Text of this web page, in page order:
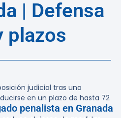
| Defensa
plazos
judicial tras una
en un plazo de hasta 72
penalista en Granada